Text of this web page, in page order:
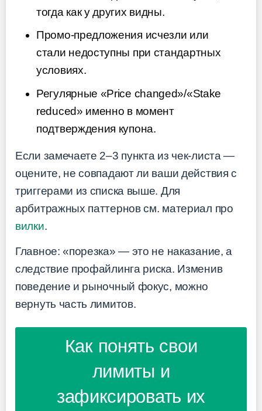
тогда как у других видны.
Промо-предложения исчезли или
стали недоступны при стандартных
условиях.
Регулярные «Price changed»/«Stake
reduced» именно в момент
подтверждения купона.
Если замечаете 2–3 пункта из чек-листа —
оцените, не совпадают ли ваши действия с
триггерами из списка выше. Для
арбитражных паттернов см. материал про
вилки.
Главное: «порезка» — это не наказание, а
следствие профайлинга риска. Изменив
поведение и рыночный фокус, можно
вернуть часть лимитов.
Как понять свои
лимиты и
зафиксировать их